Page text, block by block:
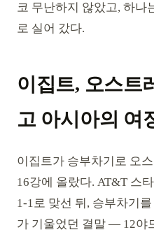
코 무난하지 않았고, 하나
로 실어 갔다.
이집트, 오스트
고 아시아의 여
이집트가 승부차기로 오
16강에 올랐다. AT&T 스
1-1로 맞선 뒤, 승부차기
가 기울었던 결말 — 12야